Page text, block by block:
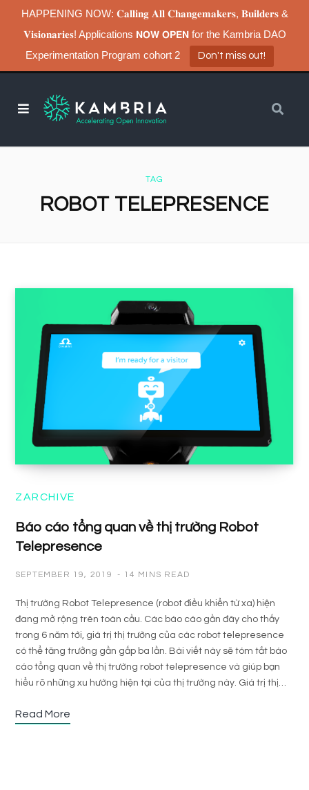
HAPPENING NOW: 𝐂𝐚𝐥𝐥𝐢𝐧𝐠 𝐀𝐥𝐥 𝐂𝐡𝐚𝐧𝐠𝐞𝐦𝐚𝐤𝐞𝐫𝐬, 𝐁𝐮𝐢𝐥𝐝𝐞𝐫𝐬 &
𝐕𝐢𝐬𝐢𝐨𝐧𝐚𝐫𝐢𝐞𝐬! Applications 𝗡𝗢𝗪 𝗢𝗣𝗘𝗡 for the Kambria DAO
Experimentation Program cohort 2
Don't miss out!
TAG
ROBOT TELEPRESENCE
ZARCHIVE
Báo cáo tổng quan về thị trường Robot
Telepresence
SEPTEMBER 19, 2019 14 MINS READ
Thị trường Robot Telepresence (robot điều khiển từ xa) hiện
đang mở rộng trên toàn cầu. Các báo cáo gần đây cho thấy
trong 6 năm tới, giá trị thị trường của các robot telepresence
có thể tăng trưởng gần gấp ba lần. Bài viết này sẽ tóm tắt báo
cáo tổng quan về thị trường robot telepresence và giúp bạn
hiểu rõ những xu hướng hiện tại của thị trường này. Giá trị thị…
Read More